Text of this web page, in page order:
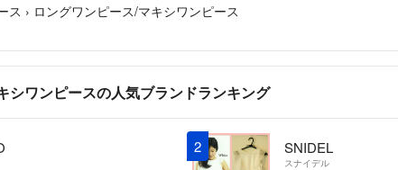
ス › ロングワンピース/マキシワンピース
シワンピースの人気ブランドランキング
2 SNIDEL
スナイデル